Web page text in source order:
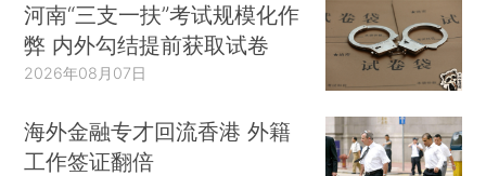
河南“三支一扶”考试规模化作
弊 内外勾结提前获取试卷
2026年08月07日
海外金融专才回流香港 外籍
工作签证翻倍